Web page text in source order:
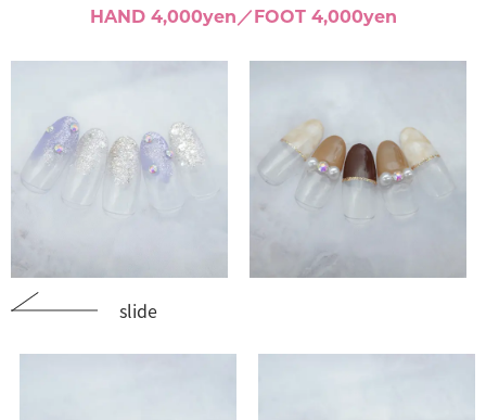
HAND 4,000yen／FOOT 4,000yen
slide